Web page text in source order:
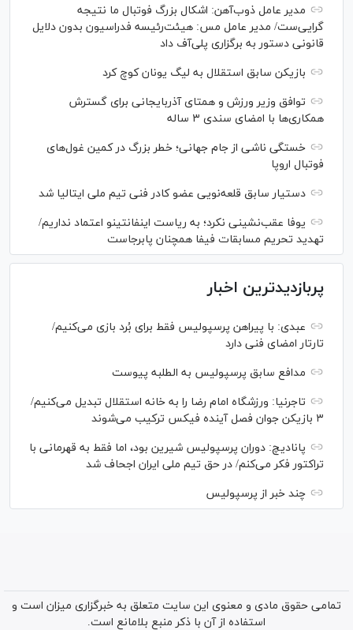
مدیر عامل ذوب‌آهن: اشکال بزرگ فوتبال ما نتیجه
گرایی‌ست/ مدیر عامل مس: هیئت‌رئیسه فدراسیون بدون دلایل
قانونی دستور به برگزاری پلی‌آف داد
بازیکن سابق استقلال به لیگ یونان کوچ کرد
توافق وزیر ورزش و همتای آذربایجانی برای گسترش
همکاری‌ها با امضای سندی ۳ ساله
خستگی ناشی از جام جهانی؛ خطر بزرگ در کمین غول‌های
فوتبال اروپا
دستیار سابق قلعه‌نویی عضو کادر فنی تیم ملی ایتالیا شد
یوفا عقب‌نشینی نکرد؛ به ریاست اینفانتینو اعتماد نداریم/
تهدید تحریم مسابقات فیفا همچنان پابرجاست
پربازدیدترین اخبار
عبدی: با پیراهن پرسپولیس فقط برای بُرد بازی می‌کنیم/
تارتار امضای فنی دارد
مدافع سابق پرسپولیس به الطلبه پیوست
تاجرنیا: ورزشگاه امام رضا را به خانه استقلال تبدیل می‌کنیم/
۳ بازیکن جوان فصل آینده فیکس ترکیب می‌شوند
پانادیچ: دوران پرسپولیس شیرین بود، اما فقط به قهرمانی با
تراکتور فکر می‌کنم/ در حق تیم ملی ایران اجحاف شد
چند خبر از پرسپولیس
تمامی حقوق مادی و معنوی این سایت متعلق به خبرگزاری میزان است و
استفاده از آن با ذکر منبع بلامانع است.